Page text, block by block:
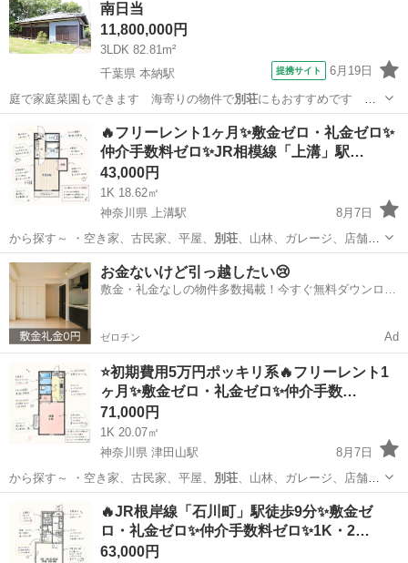
南日当
11,800,000円
3LDK 82.81m²
千葉県 本納駅
提携サイト 6月19日
庭で家庭菜園もできます 海寄りの物件で別荘にもおすすめです ２
台分駐車スペース付…
千葉 本納駅 中古（マンション/一戸建て）
🔥フリーレント1ヶ月✨敷金ゼロ・礼金ゼロ✨
仲介手数料ゼロ✨JR相模線「上溝」駅…
43,000円
1K 18.62㎡
神奈川県 上溝駅
8月7日
から探す～ ・空き家、古民家、平屋、 別荘、山林、ガレージ、店舗、
田舎暮らし、居…
神奈川 相模原市 上溝駅 アパート 物件
お金ないけど引っ越したい😢
敷金・礼金なしの物件多数掲載！今すぐ無料ダウンロー
ゼロチン Ad
⭐️初期費用5万円ポッキリ系🔥フリーレント1
ヶ月✨敷金ゼロ・礼金ゼロ✨仲介手数…
71,000円
1K 20.07㎡
神奈川県 津田山駅
8月7日
から探す～ ・空き家、古民家、平屋、 別荘、山林、ガレージ、店舗、
田舎暮らし、居…
津田山駅 マンション
🔥JR根岸線「石川町」駅徒歩9分✨敷金ゼ
ロ・礼金ゼロ✨仲介手数料ゼロ✨1K・2…
63,000円